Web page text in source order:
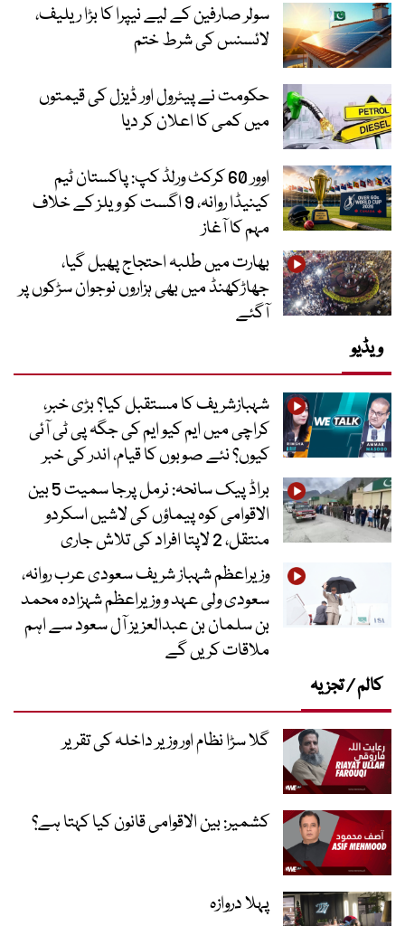
سولر صارفین کے لیے نیپرا کا بڑا ریلیف،
لائسنس کی شرط ختم
حکومت نے پیٹرول اور ڈیزل کی قیمتوں
میں کمی کا اعلان کر دیا
اوور 60 کرکٹ ورلڈ کپ: پاکستان ٹیم
کینیڈا روانہ، 9 اگست کو ویلز کے خلاف
مہم کا آغاز
بھارت میں طلبہ احتجاج پھیل گیا،
جھاڑکھنڈ میں بھی ہزاروں نوجوان سڑکوں پر
آگئے
ویڈیو
شہبازشریف کا مستقبل کیا؟ بڑی خبر،
کراچی میں ایم کیو ایم کی جگہ پی ٹی آئی
کیوں؟ نئے صوبوں کا قیام، اندر کی خبر
براڈ پیک سانحہ: نرمل پرجا سمیت 5 بین
الاقوامی کوہ پیماؤں کی لاشیں اسکردو
منتقل، 2 لاپتا افراد کی تلاش جاری
وزیراعظم شہباز شریف سعودی عرب روانہ،
سعودی ولی عہد و وزیراعظم شہزادہ محمد
بن سلمان بن عبدالعزیز آل سعود سے اہم
ملاقات کریں گے
کالم / تجزیہ
گلا سڑا نظام اور وزیر داخلہ کی تقریر
کشمیر: بین الاقوامی قانون کیا کہتا ہے؟
پہلا دروازہ